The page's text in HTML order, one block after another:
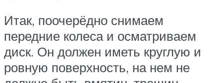
Итак, поочерёдно снимаем
передние колеса и осматриваем
диск. Он должен иметь круглую и
ровную поверхность, на нем не